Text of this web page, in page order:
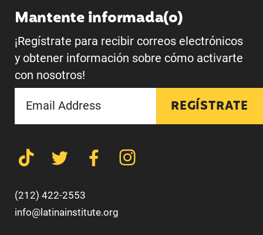
Mantente informada(o)
¡Regístrate para recibir correos electrónicos
y obtener información sobre cómo activarte
con nosotros!
REGÍSTRATE
(212) 422-2553
info@latinainstitute.org